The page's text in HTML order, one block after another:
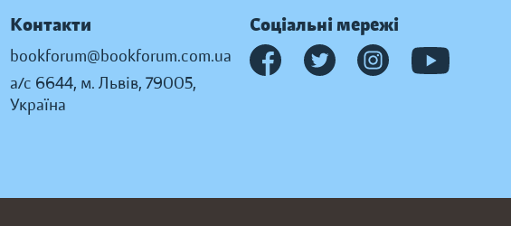
Контакти
bookforum@bookforum.com.ua
а/с 6644, м. Львів, 79005,
Україна
Соціальні мережі